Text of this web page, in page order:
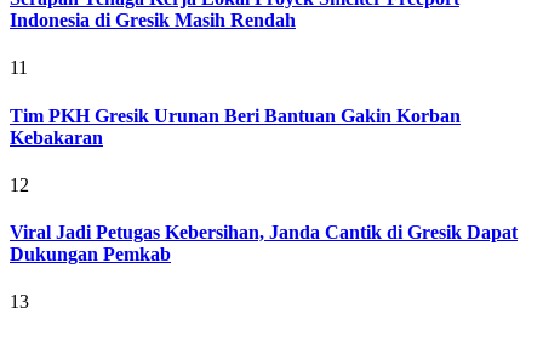
Indonesia di Gresik Masih Rendah
11
Tim PKH Gresik Urunan Beri Bantuan Gakin Korban
Kebakaran
12
Viral Jadi Petugas Kebersihan, Janda Cantik di Gresik Dapat
Dukungan Pemkab
13